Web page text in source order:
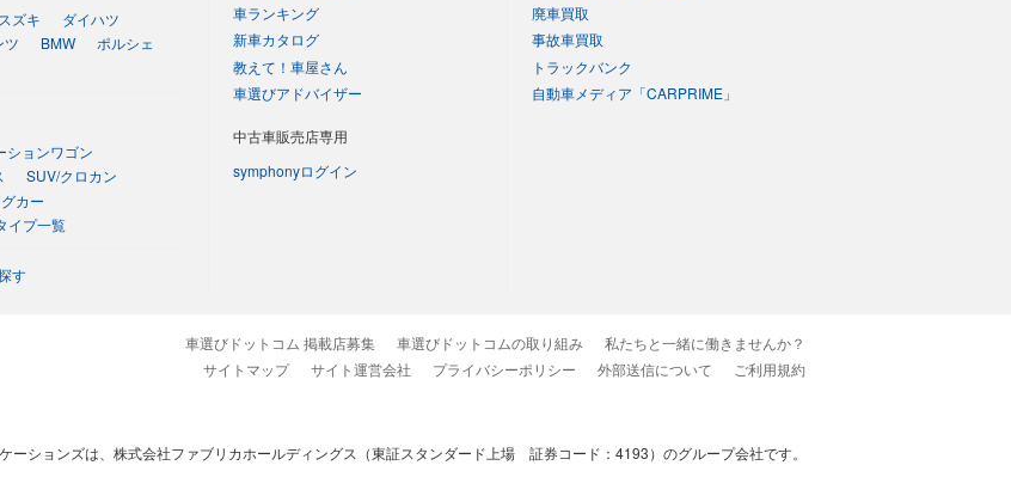
スズキ
ダイハツ
ツ BMW
ポルシェ
ションワゴン
SUV/クロカン
カー
イプ一覧
す
車ランキング
新車カタログ
教えて！車屋さん
車選びアドバイザー
中古車販売店専用
symphonyログイン
廃車買取
事故車買取
トラックバンク
自動車メディア「CARPRIME」
車選びドットコム 掲載店募集 車選びドットコムの取り組み
私たちと一緒に働きませんか？
サイトマップ
サイト運営会社 プライバシーポリシー 外部送信について ご利用規約
ーションズは、株式会社ファブリカホールディングス（東証スタンダード上場 証券コード：4193）のグループ会社です。